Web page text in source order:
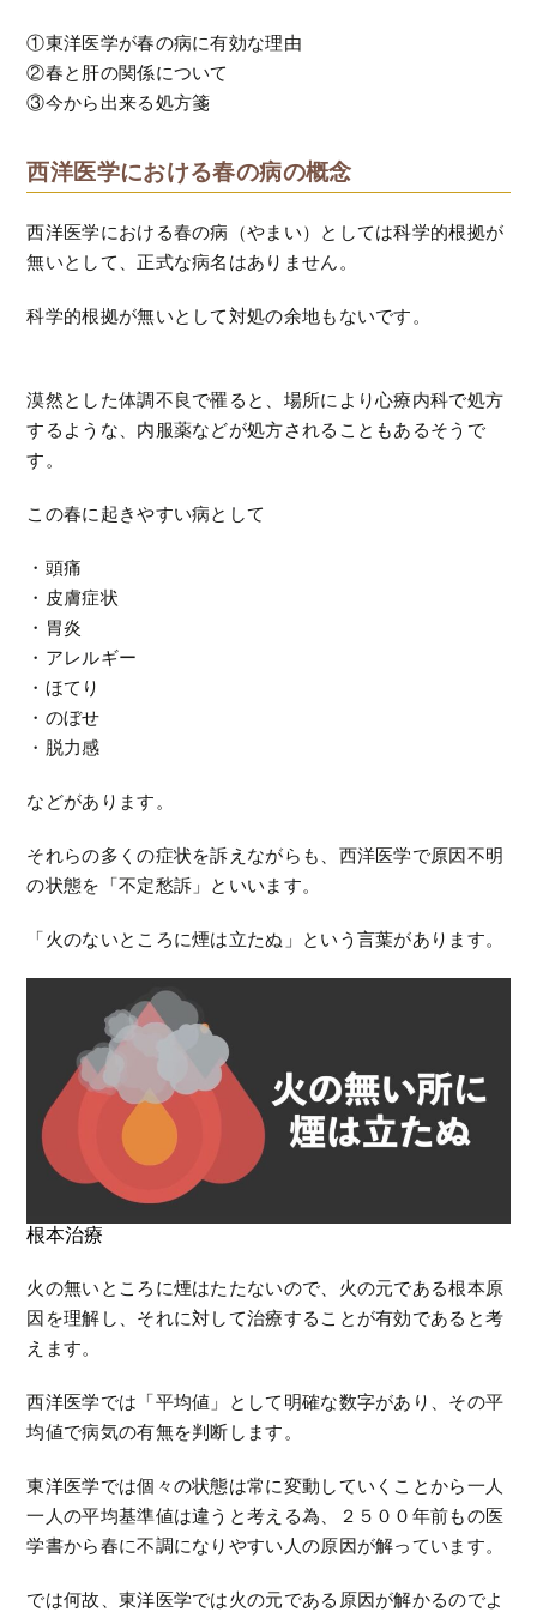
①東洋医学が春の病に有効な理由
②春と肝の関係について
③今から出来る処方箋
西洋医学における春の病の概念
西洋医学における春の病（やまい）としては科学的根拠が
無いとして、正式な病名はありません。
科学的根拠が無いとして対処の余地もないです。
漠然とした体調不良で罹ると、場所により心療内科で処方
するような、内服薬などが処方されることもあるそうで
す。
この春に起きやすい病として
・頭痛
・皮膚症状
・胃炎
・アレルギー
・ほてり
・のぼせ
・脱力感
などがあります。
それらの多くの症状を訴えながらも、西洋医学で原因不明
の状態を「不定愁訴」といいます。
「火のないところに煙は立たぬ」という言葉があります。
根本治療
火の無いところに煙はたたないので、火の元である根本原
因を理解し、それに対して治療することが有効であると考
えます。
西洋医学では「平均値」として明確な数字があり、その平
均値で病気の有無を判断します。
東洋医学では個々の状態は常に変動していくことから一人
一人の平均基準値は違うと考える為、２５００年前もの医
学書から春に不調になりやすい人の原因が解っています。
では何故、東洋医学では火の元である原因が解かるのでよ